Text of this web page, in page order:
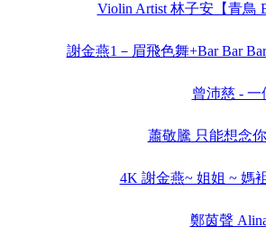
Violin Artist 林子安【青鳥
謝金燕1－眉飛色舞+Bar Bar
曾沛慈 -
蕭敬騰 只能想念
4K 謝金燕~ 姐姐 ~ 媽
鄭茵聲